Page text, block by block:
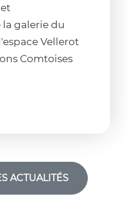
galerie du
Vellerot
Comtoises
ACTUALITÉS